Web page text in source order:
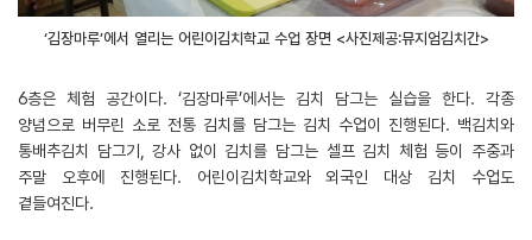
‘김장마루’에서 열리는 어린이김치학교 수업 장면 <사진제공:뮤지엄김치간>
6층은 체험 공간이다. ‘김장마루’에서는 김치 담그는 실습을 한다. 각종
양념으로 버무린 소로 전통 김치를 담그는 김치 수업이 진행된다. 백김치와
통배추김치 담그기, 강사 없이 김치를 담그는 셀프 김치 체험 등이 주중과
주말 오후에 진행된다. 어린이김치학교와 외국인 대상 김치 수업도
곁들여진다.